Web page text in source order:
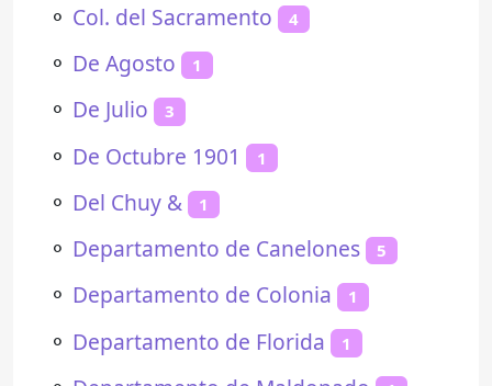
⚬ Col. del Sacramento 4
⚬ De Agosto 1
⚬ De Julio 3
⚬ De Octubre 1901 1
⚬ Del Chuy & 1
⚬ Departamento de Canelones 5
⚬ Departamento de Colonia 1
⚬ Departamento de Florida 1